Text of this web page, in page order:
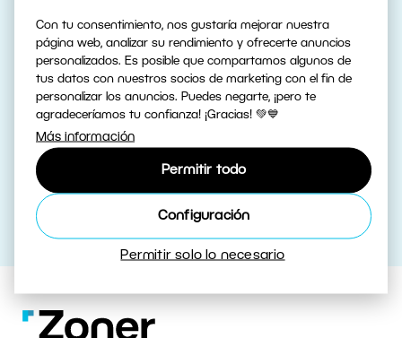
Con tu consentimiento, nos gustaría mejorar nuestra
página web, analizar su rendimiento y ofrecerte anuncios
personalizados. Es posible que compartamos algunos de
tus datos con nuestros socios de marketing con el fin de
personalizar los anuncios. Puedes negarte, ¡pero te
agradeceríamos tu confianza! ¡Gracias! 💚💙
Más información
Permitir todo
Configuración
Permitir solo lo necesario
Su dirección de correo electrónico:
Registrarse por e-mail
Crear una cuenta nueva